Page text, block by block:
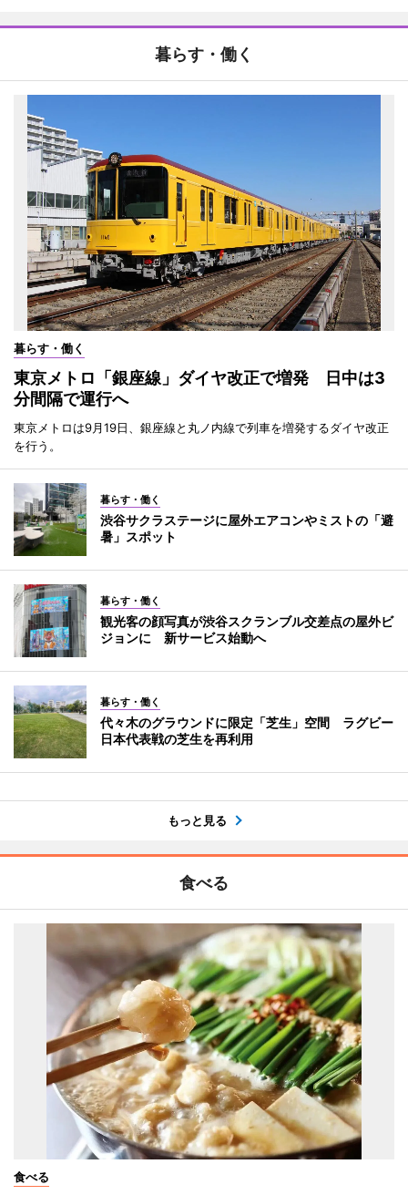
暮らす・働く
暮らす・働く
東京メトロ「銀座線」ダイヤ改正で増発 日中は3
分間隔で運行へ
東京メトロは9月19日、銀座線と丸ノ内線で列車を増発するダイヤ改正
を行う。
暮らす・働く
渋谷サクラステージに屋外エアコンやミストの「避
暑」スポット
暮らす・働く
観光客の顔写真が渋谷スクランブル交差点の屋外ビ
ジョンに 新サービス始動へ
暮らす・働く
代々木のグラウンドに限定「芝生」空間 ラグビー
日本代表戦の芝生を再利用
もっと見る
食べる
食べる